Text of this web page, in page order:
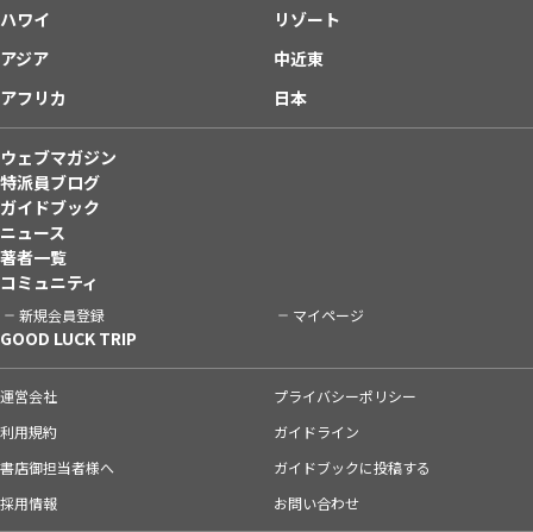
ハワイ
リゾート
アジア
中近東
アフリカ
日本
ウェブマガジン
特派員ブログ
ガイドブック
ニュース
著者一覧
コミュニティ
新規会員登録 マイページ
GOOD LUCK TRIP
運営会社
プライバシーポリシー
利用規約
ガイドライン
書店御担当者様へ
ガイドブックに投稿する
採用情報
お問い合わせ